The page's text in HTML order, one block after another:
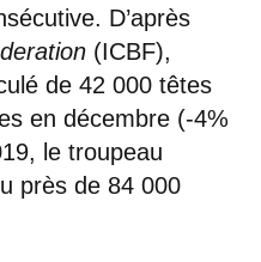
D’après
(ICBF),
de 42 000 têtes
en décembre (-4%
le troupeau
près de 84 000